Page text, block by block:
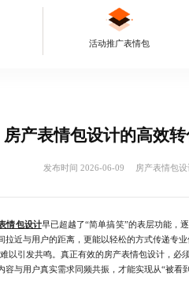
活动推广表情包
房产表情包设计的高效
发布时间 2026-06-09 房产表情包设
情包设计早已超越了“简单搞笑”的表层功能，
近与用户的距离，更能以轻松的方式传递专
以引发共鸣。真正有效的房产表情包设计，
与用户真实需求同频共振，才能实现从“被看